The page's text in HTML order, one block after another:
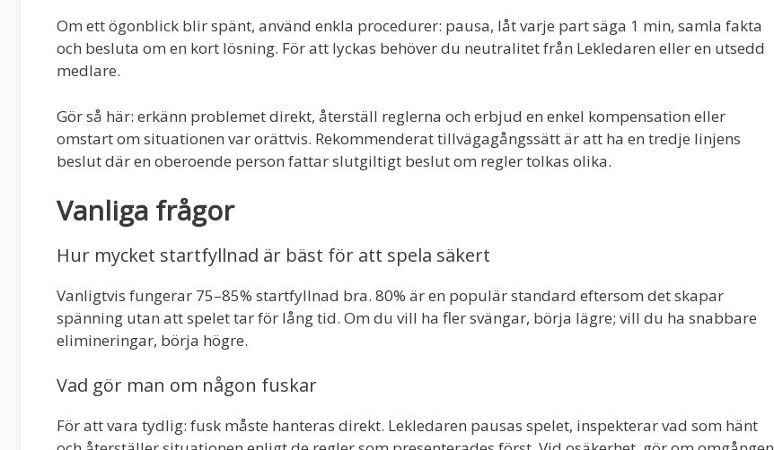
Om ett ögonblick blir spänt, använd enkla procedurer: pausa, låt varje part säga 1 min, samla fakta
och besluta om en kort lösning. För att lyckas behöver du neutralitet från Lekledaren eller en utsedd
medlare.
Gör så här: erkänn problemet direkt, återställ reglerna och erbjud en enkel kompensation eller
omstart om situationen var orättvis. Rekommenderat tillvägagångssätt är att ha en tredje linjens
beslut där en oberoende person fattar slutgiltigt beslut om regler tolkas olika.
Vanliga frågor
Hur mycket startfyllnad är bäst för att spela säkert
Vanligtvis fungerar 75–85% startfyllnad bra. 80% är en populär standard eftersom det skapar
spänning utan att spelet tar för lång tid. Om du vill ha fler svängar, börja lägre; vill du ha snabbare
elimineringar, börja högre.
Vad gör man om någon fuskar
För att vara tydlig: fusk måste hanteras direkt. Lekledaren pausas spelet, inspekterar vad som hänt